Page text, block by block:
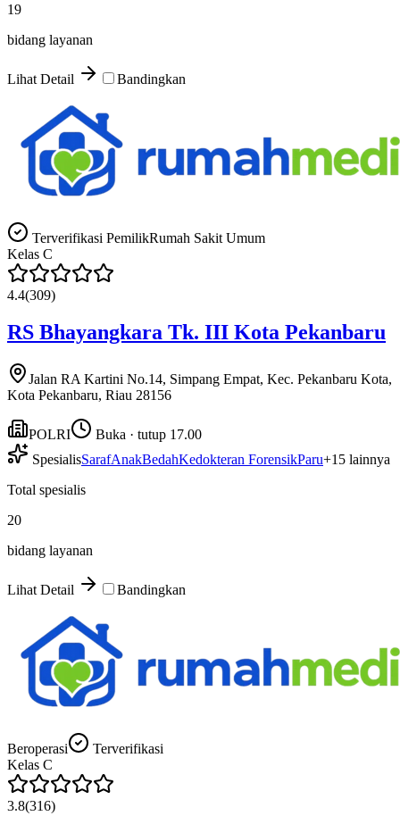
19
bidang layanan
Lihat Detail Bandingkan
Terverifikasi PemilikRumah Sakit Umum
Kelas C
4.4(309)
RS Bhayangkara Tk. III Kota Pekanbaru
Jalan RA Kartini No.14, Simpang Empat, Kec. Pekanbaru Kota,
Kota Pekanbaru, Riau 28156
POLRI
Buka · tutup 17.00
SpesialisSarafAnakBedahKedokteran ForensikParu+15 lainnya
Total spesialis
20
bidang layanan
Lihat Detail Bandingkan
Beroperasi
Terverifikasi
Kelas C
3.8(316)